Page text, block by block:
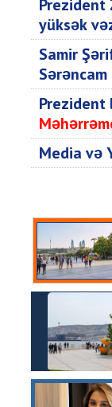
Prezident
yüksək
Samir
Sərəncam
Prezident
Media və